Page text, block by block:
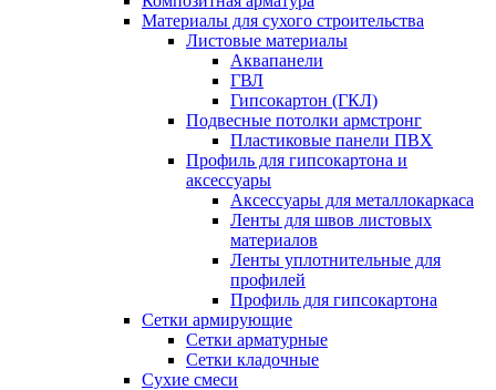
Материалы для сухого строительства
Листовые материалы
Аквапанели
ГВЛ
Гипсокартон (ГКЛ)
Подвесные потолки армстронг
Пластиковые панели ПВХ
Профиль для гипсокартона и
аксессуары
Аксессуары для металлокаркаса
Ленты для швов листовых
материалов
Ленты уплотнительные для
профилей
Профиль для гипсокартона
Сетки армирующие
Сетки арматурные
Сетки кладочные
Сухие смеси